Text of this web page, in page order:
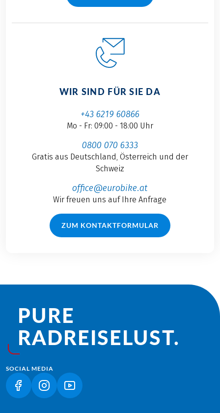
WIR SIND FÜR SIE DA
+43 6219 60866
Mo - Fr: 09:00 - 18:00 Uhr
0800 070 6333
Gratis aus Deutschland, Österreich und der
Schweiz
office@eurobike.at
Wir freuen uns auf Ihre Anfrage
ZUM KONTAKTFORMULAR
PURE
RADREISE­LUST.
SOCIAL MEDIA
(LINK ÖFFNET IN NEUEM TAB)
(LINK ÖFFNET IN NEUEM TAB)
(LINK ÖFFNET IN NEUEM TAB)